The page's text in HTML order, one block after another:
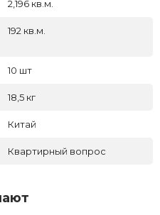
2,196 кв.м.
192 кв.м.
10 шт
18,5 кг
Китай
Квартирный вопрос